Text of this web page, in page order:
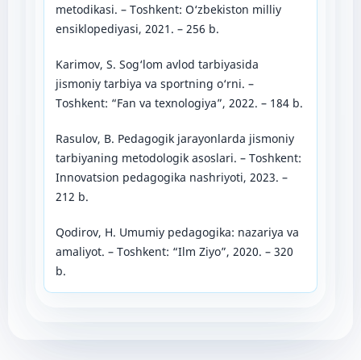
metodikasi. – Toshkent: O‘zbekiston milliy
ensiklopediyasi, 2021. – 256 b.
Karimov, S. Sog‘lom avlod tarbiyasida
jismoniy tarbiya va sportning o‘rni. –
Toshkent: “Fan va texnologiya”, 2022. – 184 b.
Rasulov, B. Pedagogik jarayonlarda jismoniy
tarbiyaning metodologik asoslari. – Toshkent:
Innovatsion pedagogika nashriyoti, 2023. –
212 b.
Qodirov, H. Umumiy pedagogika: nazariya va
amaliyot. – Toshkent: “Ilm Ziyo”, 2020. – 320
b.